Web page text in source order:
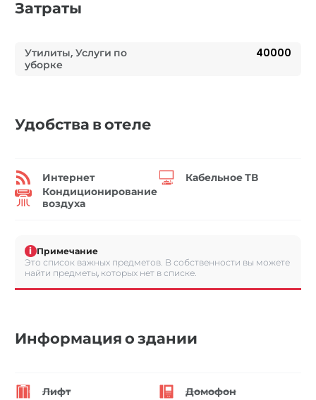
Затраты
Утилиты, Услуги по
уборке
40000
Удобства в отеле
Интернет
Кабельное ТВ
Кондиционирование
воздуха
i Примечание
Это список важных предметов. В собственности вы можете
найти предметы, которых нет в списке.
Информация о здании
Лифт Домофон